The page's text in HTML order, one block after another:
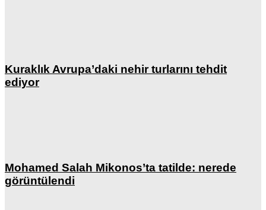
Kuraklık Avrupa’daki nehir turlarını tehdit
ediyor
Mohamed Salah Mikonos’ta tatilde: nerede
görüntülendi